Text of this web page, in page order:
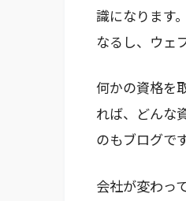
識になります
なるし、ウェ
何かの資格を
れば、どんな
のもブログです
会社が変わっ